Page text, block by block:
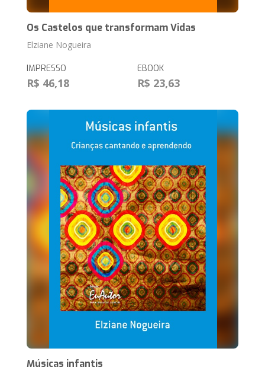
Os Castelos que transformam Vidas
Elziane Nogueira
IMPRESSO
R$ 46,18
EBOOK
R$ 23,63
Músicas infantis